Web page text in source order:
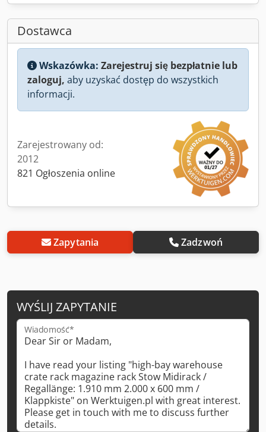
Dostawca
Wskazówka: Zarejestruj się bezpłatnie lub
zaloguj, aby uzyskać dostęp do wszystkich
informacji.
Zarejestrowany od:
2012
821 Ogłoszenia online
Zapytania Zadzwoń
WYŚLIJ ZAPYTANIE
Wiadomość*